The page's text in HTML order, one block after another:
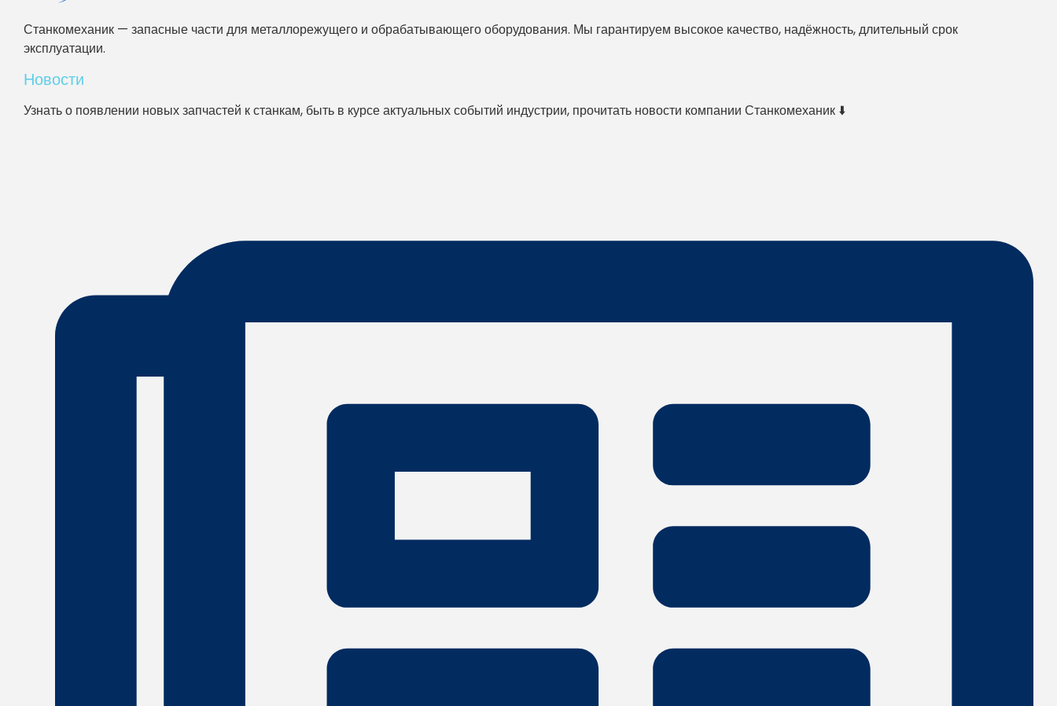
Станкомеханик — запасные части для металлорежущего и обрабатывающего оборудования. Мы гарантируем высокое качество, надёжность, длительный срок
эксплуатации.
Новости
Узнать о появлении новых запчастей к станкам, быть в курсе актуальных событий индустрии, прочитать новости компании Станкомеханик ⬇️